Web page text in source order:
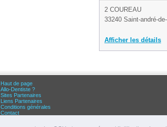
2 COUREAU
33240 Saint-andré-
Afficher les détails
Haut de page
Allo-Dentiste ?
Sites Partenaires
Liens Partenaires
Conditions générales
Contact